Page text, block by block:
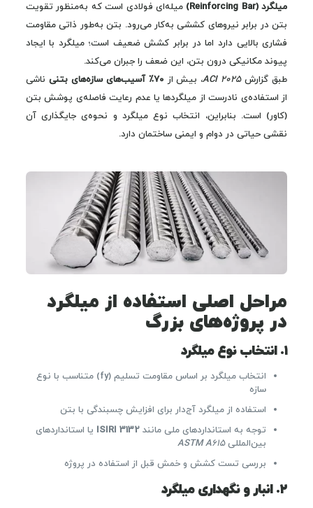
میلگرد (Reinforcing Bar)
میله‌ای فولادی است که به‌منظور تقویت
بتن در برابر نیروهای کششی به‌کار می‌رود. بتن به‌طور ذاتی مقاومت
فشاری بالایی دارد اما در برابر کشش ضعیف است؛ میلگرد با ایجاد
پیوند مکانیکی درون بتن، این ضعف را جبران می‌کند.
طبق گزارشACI 2025، بیش از ۷۰٪ آسیب‌های سازه‌های بتنی
ناشی
از استفاده‌ی نادرست از میلگردها یا عدم رعایت فاصله‌ی پوشش بتن
(کاور) است. بنابراین، انتخاب نوع میلگرد و نحوه‌ی جایگذاری آن
نقشی حیاتی در دوام و ایمنی ساختمان دارد.
مراحل اصلی استفاده از میلگرد
در پروژه‌های بزرگ
۱. انتخاب نوع میلگرد
انتخاب میلگرد بر اساس مقاومت تسلیم (fy) متناسب با نوع
سازه
استفاده از میلگرد آج‌دار برای افزایش چسبندگی با بتن
توجه به استانداردهای ملی مانند ISIRI 3132 یا استانداردهای
بین‌المللیASTM A615
بررسی تست کشش و خمش قبل از استفاده در پروژه
۲. انبار و نگهداری میلگرد